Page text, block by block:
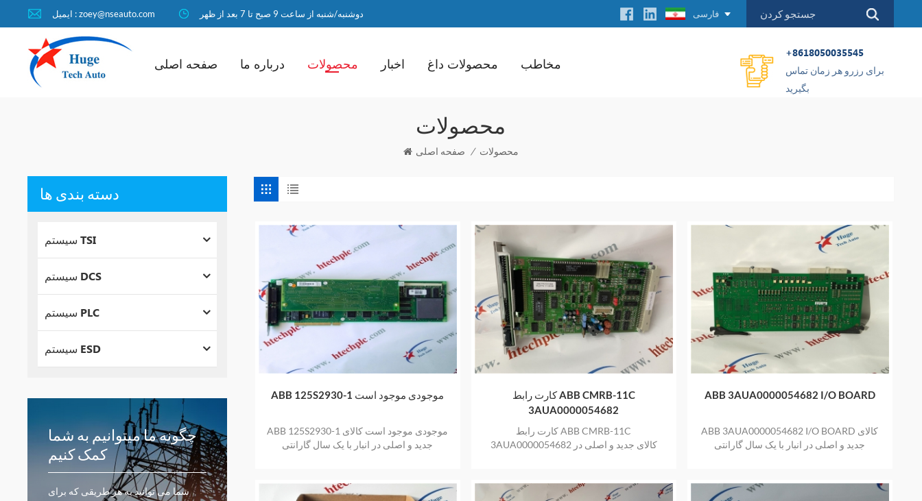
ایمیل : zoey@nseauto.com دوشنبه/شنبه از ساعت 9 صبح تا 7 بعد از ظهر فارسی
صفحه اصلی درباره ما محصولات اخبار محصولات داغ مخاطب
+8618050035545
برای رزرو هر زمان تماس
بگیرید
محصولات
صفحه اصلی / محصولات
ABB 125S2930-1 موجودی موجود است
ABB 125S2930-1 موجودی موجود است کالای
جدید و اصلی در انبار با یک سال گارانتی
کارت رابط ABB CMRB-11C
3AUA0000054682
کارت رابط ABB CMRB-11C
3AUA0000054682 کالای جدید و اصلی در
ABB 3AUA0000054682 I/O BOARD
ABB 3AUA0000054682 I/O BOARD کالای
جدید و اصلی در انبار با یک سال گارانتی
دسته بندی ها
سیستم TSI
سیستم DCS
سیستم PLC
سیستم ESD
چگونه ما میتوانیم به شما
کمک کنیم
شما می توانید به هر طریقی که برای